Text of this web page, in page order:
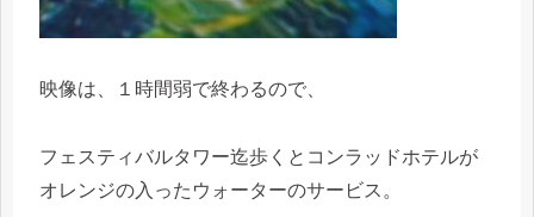
映像は、１時間弱で終わるので、
フェスティバルタワー迄歩くとコンラッドホテルが
オレンジの入ったウォーターのサービス。